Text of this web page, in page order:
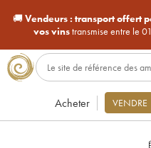
🚚Vendeurs : transport offert
vos vinstransmise entre le
Acheter VENDRE